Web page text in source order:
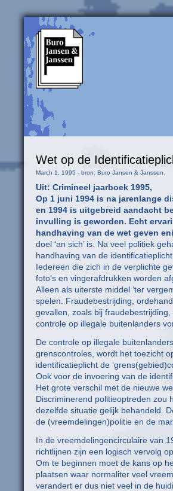
Wet op de
March 1, 1995 - bron: Buro Jansen & Janssen.
Uit: Crimineel jaarboek 1995,
Op 1 juni 1994 is na jarenlange
en 1994 is uitgebreid aandacht
invulling is geworden. Echt
handhaving van de wet geven
doel ‘an sich’ is. Na veel politiek
handhaving van de
Iedereen die zich in de verplichte
foto’s en vingerafdrukken worden
Alleen als uiterste middel ‘ter
spelen. Fraudebestrijding,
gevallen, zoals bij
controle op illegale buitenlanders
De controle op illegale
grenscontroles, wordt het toezicht
identificatieplicht de
Ook voor de invoering van de
Het grote verschil met de nieuwe
Discriminerend politieoptreden zou
dezelfde situatie gelijk behandeld.
de (vreemdelingen)politie en de
In de vreemdelingencirculaire van
richtlijnen zijn een logisch vervolg
Om te beginnen moet de kans op
plaatsen waar normaliter veel
verandert er dus niet veel in de